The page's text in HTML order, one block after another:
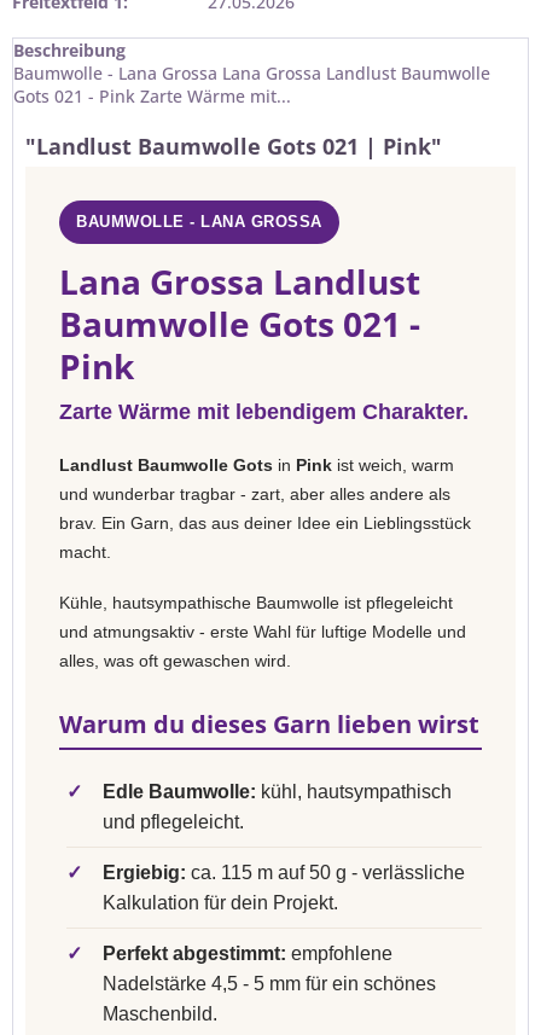
Beschreibung
Baumwolle - Lana Grossa Lana Grossa Landlust Baumwolle
Gots 021 - Pink Zarte Wärme mit...
"Landlust Baumwolle Gots 021 | Pink"
BAUMWOLLE - LANA GROSSA
Lana Grossa Landlust
Baumwolle Gots 021 -
Pink
Zarte Wärme mit lebendigem Charakter.
Landlust Baumwolle Gots in Pink ist weich, warm
und wunderbar tragbar - zart, aber alles andere als
brav. Ein Garn, das aus deiner Idee ein Lieblingsstück
macht.
Kühle, hautsympathische Baumwolle ist pflegeleicht
und atmungsaktiv - erste Wahl für luftige Modelle und
alles, was oft gewaschen wird.
Warum du dieses Garn lieben wirst
✓ Edle Baumwolle: kühl, hautsympathisch
und pflegeleicht.
✓ Ergiebig: ca. 115 m auf 50 g - verlässliche
Kalkulation für dein Projekt.
✓ Perfekt abgestimmt: empfohlene
Nadelstärke 4,5 - 5 mm für ein schönes
Maschenbild.